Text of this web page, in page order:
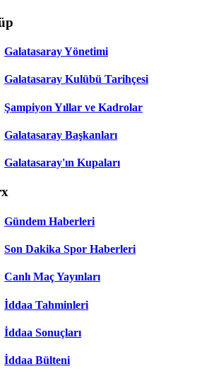
Galatasaray Yönetimi
Galatasaray Kulübü Tarihçesi
Şampiyon Yıllar ve Kadrolar
Galatasaray Başkanları
Galatasaray'ın Kupaları
Gündem Haberleri
Son Dakika Spor Haberleri
Canlı Maç Yayınları
İddaa Tahminleri
İddaa Sonuçları
İddaa Bülteni